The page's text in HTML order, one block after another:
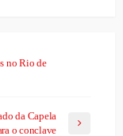
no Rio de
da Capela
o conclave